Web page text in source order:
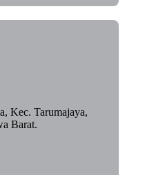
Kec. Tarumajaya,
Barat.